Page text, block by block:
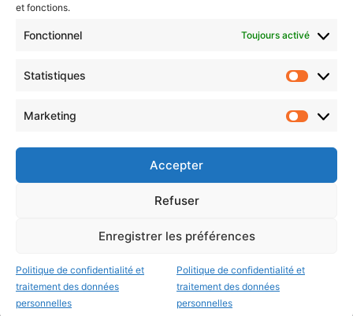
et fonctions.
Fonctionnel Toujours activé
Statistiques
Marketing
Accepter
Refuser
Enregistrer les préférences
Politique de confidentialité et
traitement des données
personnelles
Politique de confidentialité et
traitement des données
personnelles
Choisissez : matin, soir ou hebdo ?
votre
Metz Plage